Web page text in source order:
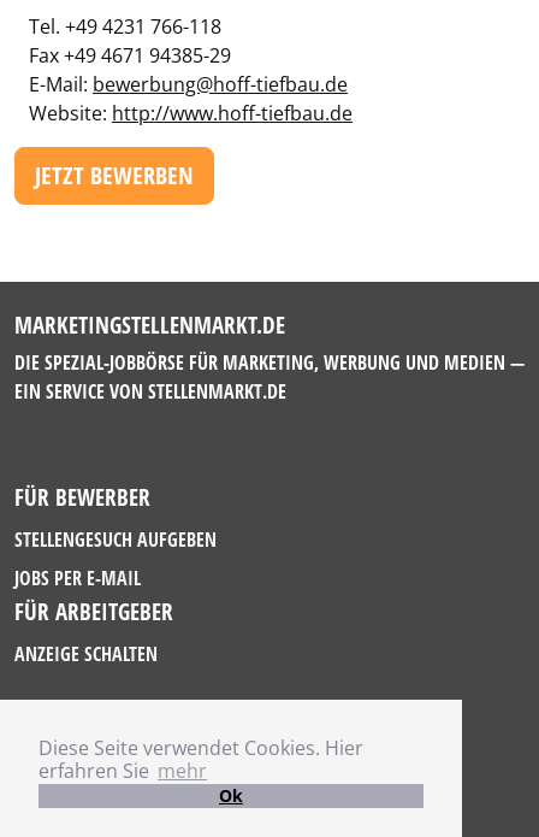
Diese Seite verwendet Cookies. Hier
erfahren Sie mehr
Ok
Tel. +49 4231 766-118
Fax +49 4671 94385-29
E-Mail: bewerbung@hoff-tiefbau.de
Website: http://www.hoff-tiefbau.de
JETZT BEWERBEN
MARKETINGSTELLENMARKT.DE
DIE SPEZIAL-JOBBÖRSE FÜR MARKETING, WERBUNG UND MEDIEN —
EIN SERVICE VON STELLENMARKT.DE
FÜR BEWERBER
STELLENGESUCH AUFGEBEN
JOBS PER E-MAIL
FÜR ARBEITGEBER
ANZEIGE SCHALTEN
IMPRESSUM
DATENSCHUTZ